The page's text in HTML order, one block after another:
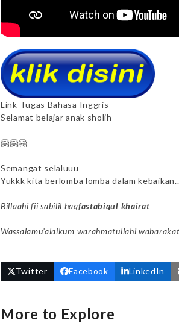
Link Tugas Bahasa Inggris
Selamat belajar anak sholih
🤗🤗🤗
Semangat selaluuu
Yukkk kita berlomba lomba dalam kebaikan..
Billaahi fii sabilil haqfastabiqul khairat
Wassalamu’alaikum warahmatullahi
Twitter Facebook LinkedIn
More to Explore